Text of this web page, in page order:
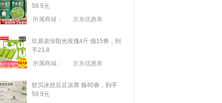
59.9元
所属商城：
京东优惠券
玖原农珍阳光玫瑰4斤 领15券，到
手23.8
所属商城：
京东优惠券
软贝冰丝豆豆凉席 领40券，到手
59.9元